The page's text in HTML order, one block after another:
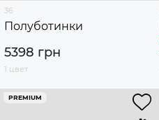
36
Полуботинки
5398 грн
1 цвет
PREMIUM